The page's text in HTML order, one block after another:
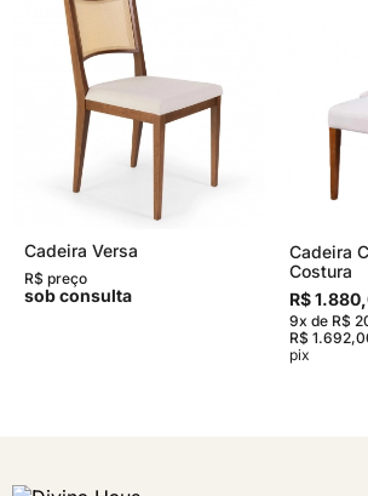
Cadeira Versa
R$ preço
sob consulta
Cadeira
Costura
R$
9x de R$
R$
pix